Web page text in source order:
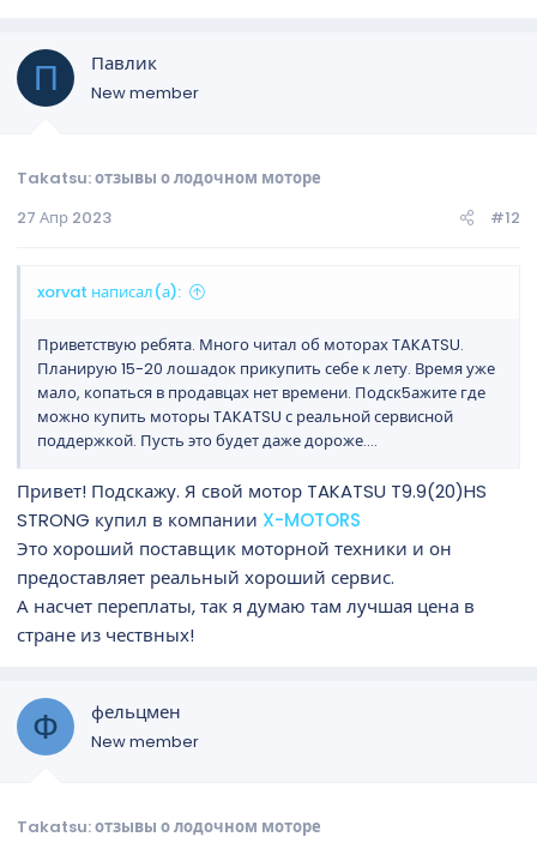
П Павлик
New member
Takatsu: отзывы о лодочном моторе
27 Апр 2023
#12
xorvat написал(а):
Приветствую ребята. Много читал об моторах TAKATSU.
Планирую 15-20 лошадок прикупить себе к лету. Время уже
мало, копаться в продавцах нет времени. Подск5ажите где
можно купить моторы TAKATSU с реальной сервисной
поддержкой. Пусть это будет даже дороже....
Привет! Подскажу. Я свой мотор TAKATSU T9.9(20)HS
STRONG купил в компании X-MOTORS
Это хороший поставщик моторной техники и он
предоставляет реальный хороший сервис.
А насчет переплаты, так я думаю там лучшая цена в
стране из чествных!
Ф фельцмен
New member
Takatsu: отзывы о лодочном моторе